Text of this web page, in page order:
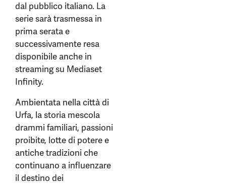
dal pubblico italiano. La
serie sarà trasmessa in
prima serata e
successivamente resa
disponibile anche in
streaming su Mediaset
Infinity.
Ambientata nella città di
Urfa, la storia mescola
drammi familiari, passioni
proibite, lotte di potere e
antiche tradizioni che
continuano a influenzare
il destino dei